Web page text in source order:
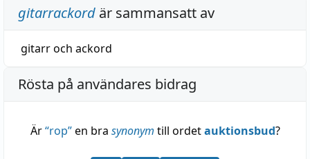
gitarrackord är sammansatt av
gitarroch ackord
Rösta på användares bidrag
Är“rop”en bra synonym till ordetauktionsbud?